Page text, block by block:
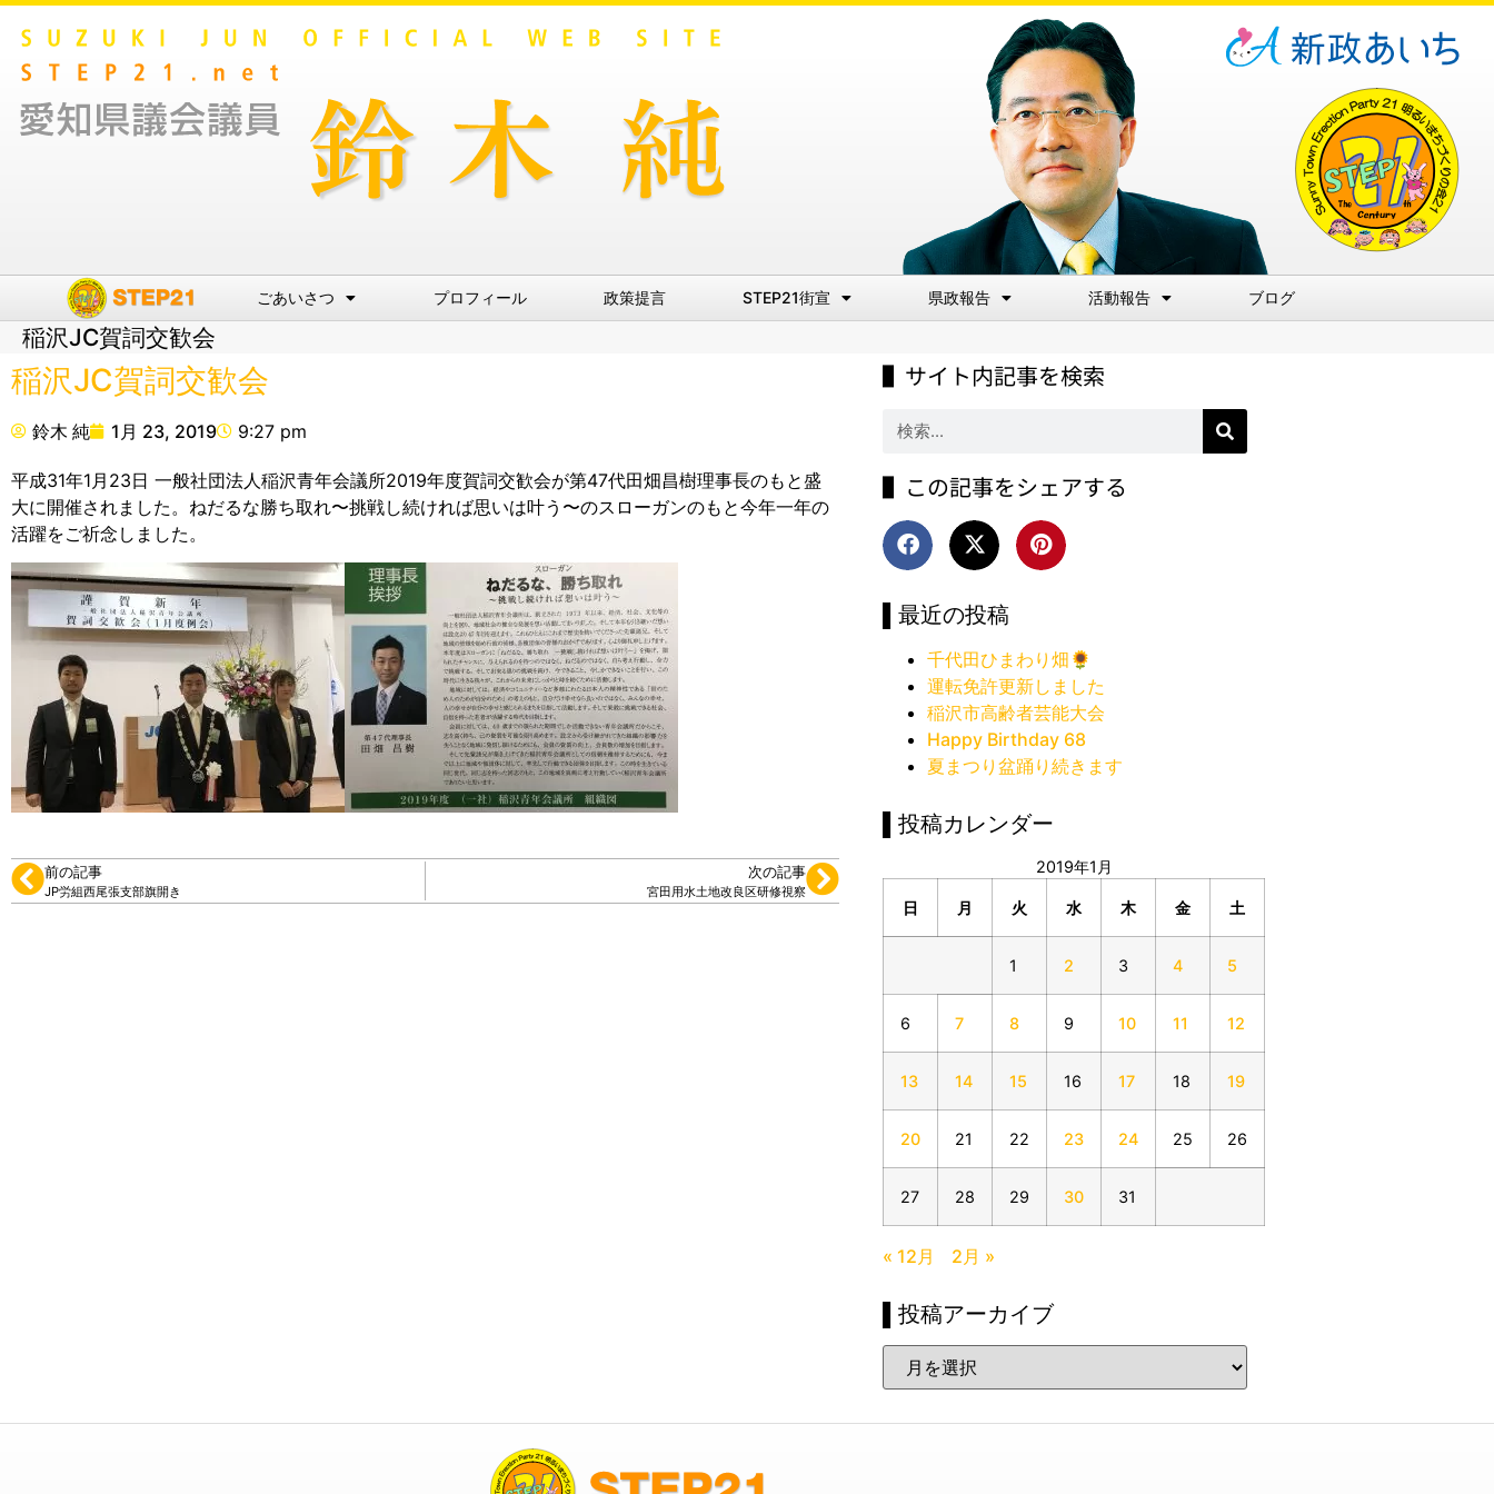
ごあいさつ プロフィール 政策提言 STEP21街宣 県政報告 活動報告 ブログ
稲沢JC賀詞交歓会
稲沢JC賀詞交歓会
鈴木 純 1月 23, 2019 9:27 pm
平成31年1月23日 一般社団法人稲沢青年会議所2019年度賀詞交歓会が第47代田畑昌樹理事長のもと盛
大に開催されました。ねだるな勝ち取れ〜挑戦し続ければ思いは叶う〜のスローガンのもと今年一年の
活躍をご祈念しました。
前の記事
JP労組西尾張支部旗開き
次の記事
宮田用水土地改良区研修視察
▌サイト内記事を検索
▌この記事をシェアする
▌最近の投稿
千代田ひまわり畑🌻
運転免許更新しました
稲沢市高齢者芸能大会
Happy Birthday 68
夏まつり盆踊り続きます
▌投稿カレンダー
2019年1月
日 月 火 水 木 金 土
1 2 3 4 5
6 7 8 9 10 11 12
13 14 15 16 17 18 19
20 21 22 23 24 25 26
27 28 29 30 31
« 12月 2月 »
▌投稿アーカイブ